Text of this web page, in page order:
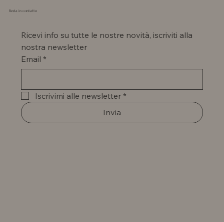
Resta in contatto
Ricevi info su tutte le nostre novità, iscriviti alla
nostra newsletter
Email *
Iscrivimi alle newsletter *
Invia